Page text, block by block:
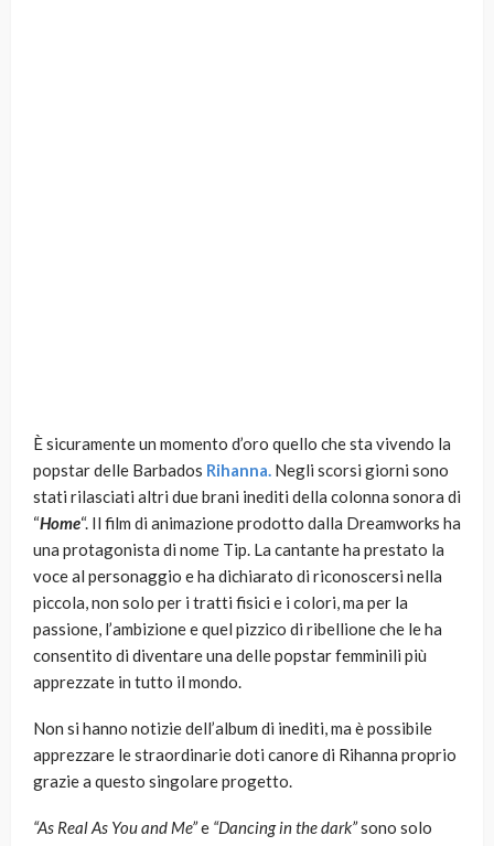
È sicuramente un momento d’oro quello che sta vivendo la
popstar delle Barbados Rihanna. Negli scorsi giorni sono
stati rilasciati altri due brani inediti della colonna sonora di
“Home“. Il film di animazione prodotto dalla Dreamworks ha
una protagonista di nome Tip. La cantante ha prestato la
voce al personaggio e ha dichiarato di riconoscersi nella
piccola, non solo per i tratti fisici e i colori, ma per la
passione, l’ambizione e quel pizzico di ribellione che le ha
consentito di diventare una delle popstar femminili più
apprezzate in tutto il mondo.
Non si hanno notizie dell’album di inediti, ma è possibile
apprezzare le straordinarie doti canore di Rihanna proprio
grazie a questo singolare progetto.
“As Real As You and Me”e “Dancing in the dark”sono solo